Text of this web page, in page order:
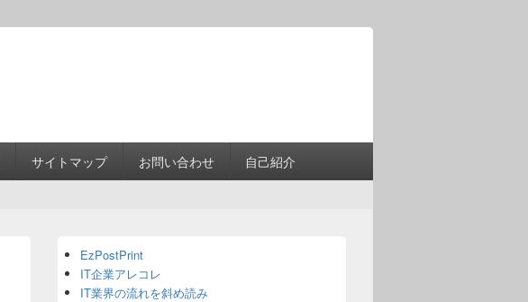
サイトマップ お問い合わせ 自己紹介
Sidebar
Widget
Area
EzPostPrint
IT企業アレコレ
IT業界の流れを斜め読み